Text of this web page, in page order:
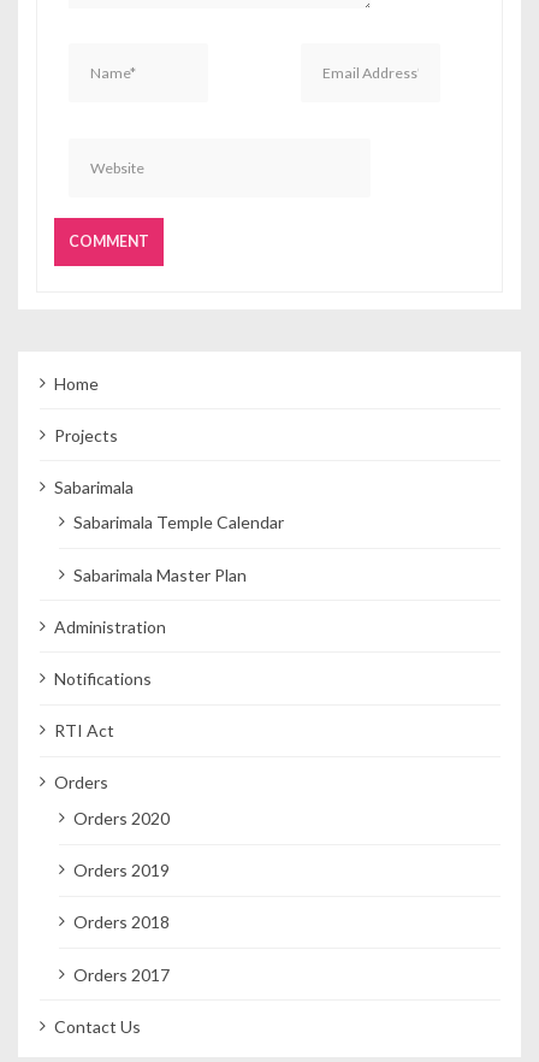
Home
Projects
Sabarimala
Sabarimala Temple Calendar
Sabarimala Master Plan
Administration
Notifications
RTI Act
Orders
Orders 2020
Orders 2019
Orders 2018
Orders 2017
Contact Us